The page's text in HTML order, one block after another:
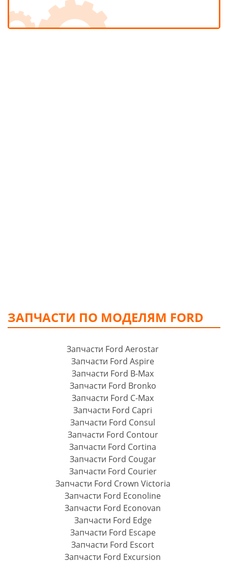
ЗАПЧАСТИ ПО МОДЕЛЯМ FORD
Запчасти Ford Aerostar
Запчасти Ford Aspire
Запчасти Ford B-Max
Запчасти Ford Bronko
Запчасти Ford C-Max
Запчасти Ford Capri
Запчасти Ford Consul
Запчасти Ford Contour
Запчасти Ford Cortina
Запчасти Ford Cougar
Запчасти Ford Courier
Запчасти Ford Crown Victoria
Запчасти Ford Econoline
Запчасти Ford Econovan
Запчасти Ford Edge
Запчасти Ford Escape
Запчасти Ford Escort
Запчасти Ford Excursion